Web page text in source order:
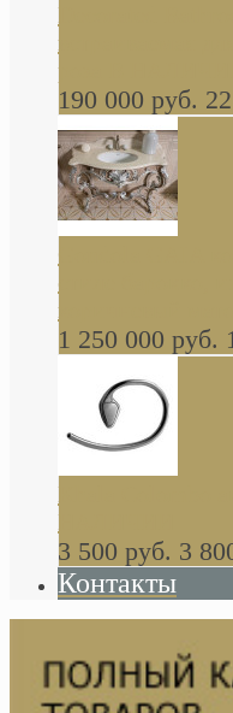
Decorated
встраиваемая
роза В НАЛИЧИИ
190 000 руб.
стиле барокко,
коричневый
1 250 000 руб.
Khala Colombo
НАЛИЧИИ
3 500 руб. 3
Контакты